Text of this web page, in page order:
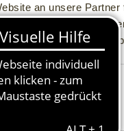
an unsere
mit
Dienste gesammelt
80g Zucker,
Champagner,
giessen den
halten.
Amaretto. Alle